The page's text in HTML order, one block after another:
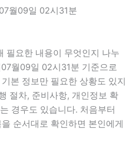
월09일 02시31분
필요한 내용이 무엇인지 나누
월09일 02시31분 기준으로
본 정보만 필요한 상황도 있지
절차, 준비사항, 개인정보 확
경우도 있습니다. 처음부터
순서대로 확인하면 본인에게